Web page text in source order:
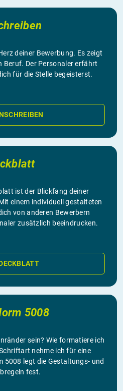
deiner Bewerbung. Es zeigt
Beruf. Der Personaler erfährt
für die Stelle begeisterst.
ist der Blickfang deiner
einem individuell gestalteten
von anderen Bewerbern
zusätzlich beeindrucken.
5008
sein? Wie formatiere ich
nehme ich für eine
5008 legt die Gestaltungs- und
fest.